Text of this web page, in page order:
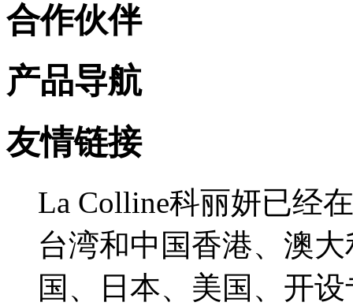
合作伙伴
产品导航
友情链接
La Colline科丽妍已经
台湾和中国香港、澳
国、日本、美国、开